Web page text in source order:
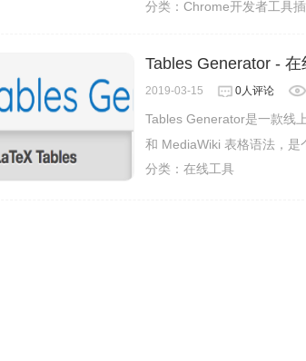
分类： Chrome开发者工具
Tables Generator -
2019-03-15 0人评论
Tables Generator是一款线
和 MediaWiki 表格语法，是
分类： 在线工具